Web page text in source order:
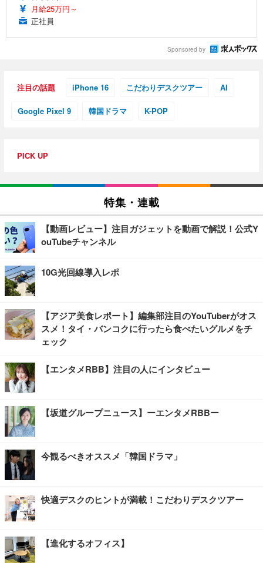
月給25万円～
正社員
Sponsored by
注目の話題 iPhone 16 こだわりデスクツアー AI
Google Pixel 9 韓国ドラマ K-POP
PICK UP
特集・連載
【動画レビュー】注目ガジェットを動画で解説！公式Y
ouTubeチャンネル
10G光回線導入レポ
【アジア美食レポート】編集部注目のYouTuberがオス
スメ！タイ・バンコクに行ったら食べたいグルメをチ
ェック
【エンタメRBB】注目の人にインタビュー
【坂道グループニュース】ーエンタメRBBー
今観るべきオススメ「韓国ドラマ」
快適デスクのヒントが満載！こだわりデスクツアー
【進化するオフィス】